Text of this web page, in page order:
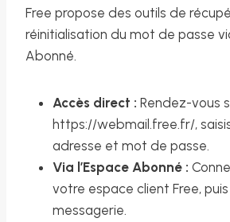
Free propose des outils de
réinitialisation du mot de passe
Abonné.
Accès direct : Rendez-vous
https://webmail.free.fr/,
adresse et mot de passe.
Via l’Espace Abonné :
votre espace client Free,
messagerie.